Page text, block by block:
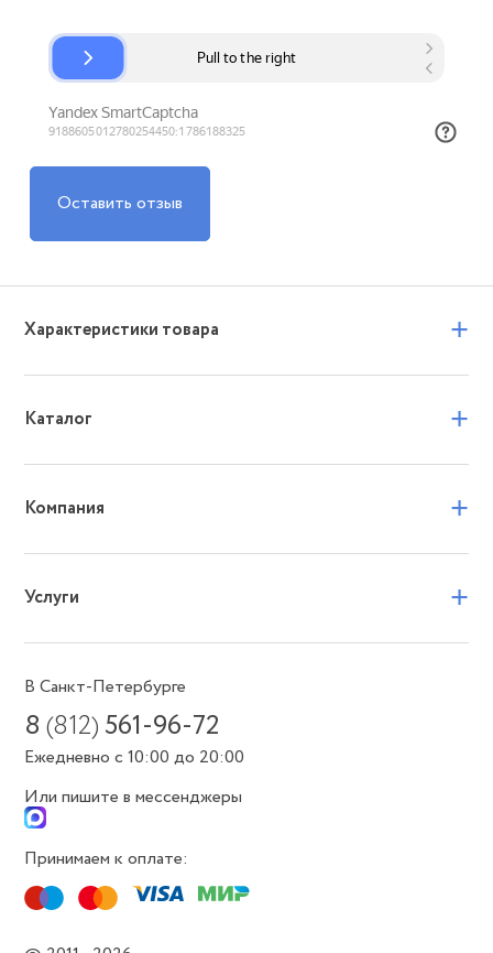
Оставить отзыв
Характеристики товара +
Каталог +
Компания +
Услуги +
В Санкт-Петербурге
8(812) 561-96-72
Ежедневно с 10:00 до 20:00
Или пишите в мессенджеры
Принимаем к оплате: